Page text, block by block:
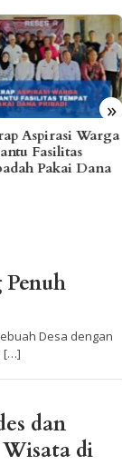
»
Aspirasi Warga
Fasilitas
Pakai Dana
Desa dengan
[…]
dan
di